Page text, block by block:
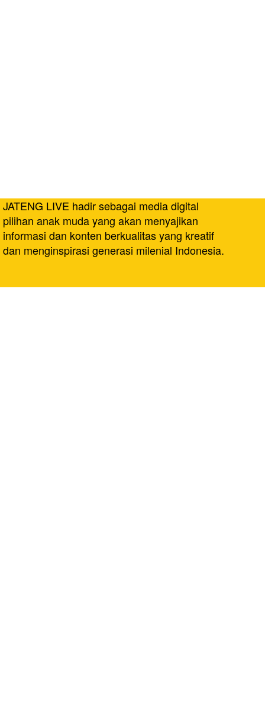
JATENG LIVE hadir sebagai media digital
pilihan anak muda yang akan menyajikan
informasi dan konten berkualitas yang kreatif
dan menginspirasi generasi milenial Indonesia.